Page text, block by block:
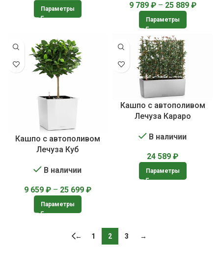
Параметры 9 789 ₽ – 25 889 ₽
Параметры
Кашпо с автополивом
Лечуза Куб
В наличии
9 659 ₽ – 25 699 ₽
Параметры
Кашпо с автополивом
Лечуза Караро
В наличии
24 589 ₽
Параметры
← 1 2 3 →